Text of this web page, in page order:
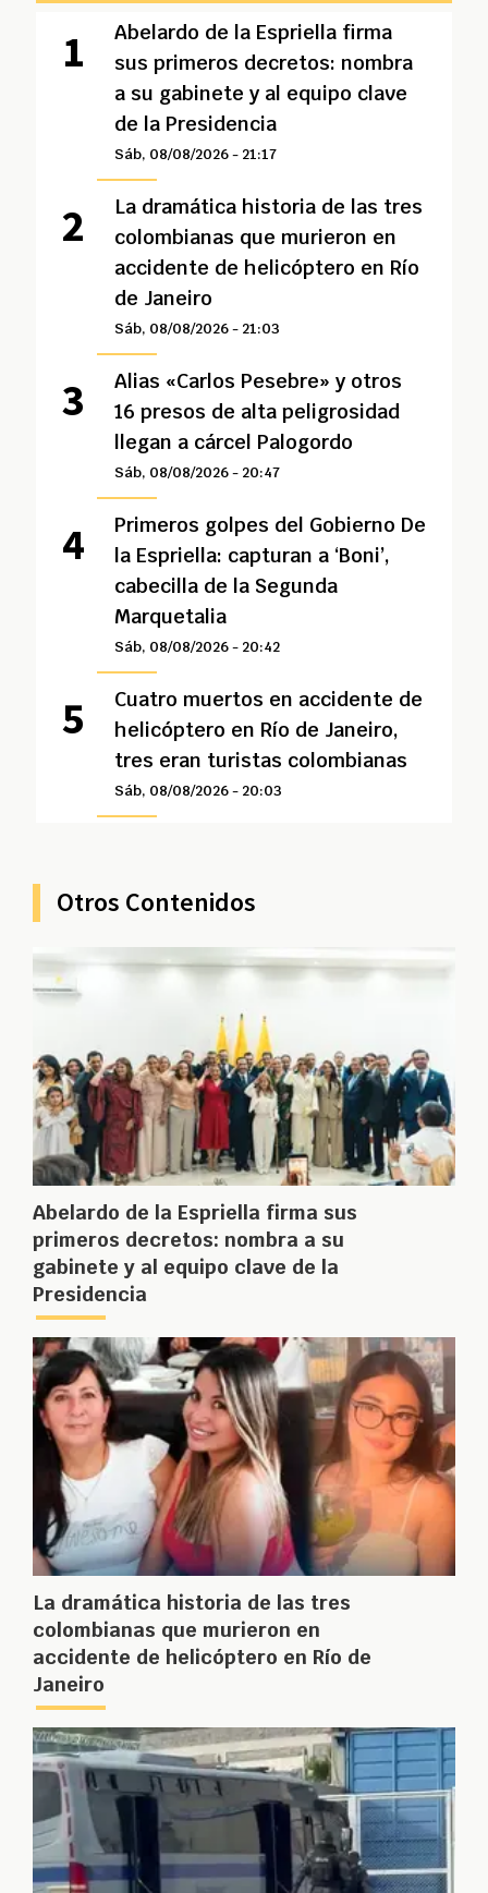
Abelardo de la Espriella firma
sus primeros decretos: nombra
a su gabinete y al equipo clave
de la Presidencia
Sáb, 08/08/2026 - 21:17
La dramática historia de las tres
colombianas que murieron en
accidente de helicóptero en Río
de Janeiro
Sáb, 08/08/2026 - 21:03
Alias «Carlos Pesebre» y otros
16 presos de alta peligrosidad
llegan a cárcel Palogordo
Sáb, 08/08/2026 - 20:47
Primeros golpes del Gobierno De
la Espriella: capturan a ‘Boni’,
cabecilla de la Segunda
Marquetalia
Sáb, 08/08/2026 - 20:42
Cuatro muertos en accidente de
helicóptero en Río de Janeiro,
tres eran turistas colombianas
Sáb, 08/08/2026 - 20:03
Otros Contenidos
Abelardo de la Espriella firma sus
primeros decretos: nombra a su
gabinete y al equipo clave de la
Presidencia
La dramática historia de las tres
colombianas que murieron en
accidente de helicóptero en Río de
Janeiro